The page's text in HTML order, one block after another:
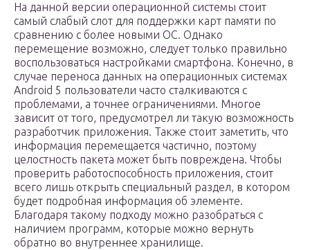
На данной версии операционной системы стоит
самый слабый слот для поддержки карт памяти по
сравнению с более новыми ОС. Однако
перемещение возможно, следует только правильно
воспользоваться настройками смартфона. Конечно, в
случае переноса данных на операционных системах
Android 5 пользователи часто сталкиваются с
проблемами, а точнее ограничениями. Многое
зависит от того, предусмотрел ли такую возможность
разработчик приложения. Также стоит заметить, что
информация перемещается частично, поэтому
целостность пакета может быть повреждена. Чтобы
проверить работоспособность приложения, стоит
всего лишь открыть специальный раздел, в котором
будет подробная информация об элементе.
Благодаря такому подходу можно разобраться с
наличием программ, которые можно вернуть
обратно во внутреннее хранилище.